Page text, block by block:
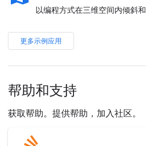
以编程方式在三维空间内倾斜和
更多示例应用
帮助和支持
获取帮助。提供帮助，加入社区。